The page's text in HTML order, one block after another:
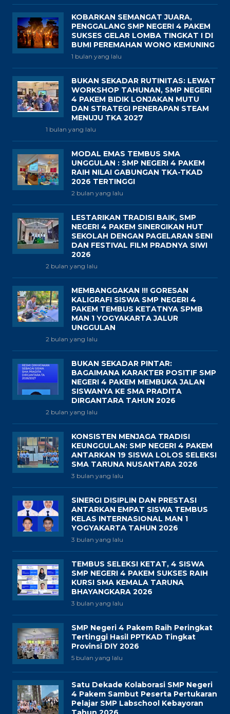
KOBARKAN SEMANGAT JUARA,
PENGGALANG SMP NEGERI 4 PAKEM
SUKSES GELAR LOMBA TINGKAT I DI
BUMI PEREMAHAN WONO KEMUNING
1 bulan yang lalu
BUKAN SEKADAR RUTINITAS: LEWAT
WORKSHOP TAHUNAN, SMP NEGERI
4 PAKEM BIDIK LONJAKAN MUTU
DAN STRATEGI PENERAPAN STEAM
MENUJU TKA 2027
1 bulan yang lalu
MODAL EMAS TEMBUS SMA
UNGGULAN : SMP NEGERI 4 PAKEM
RAIH NILAI GABUNGAN TKA-TKAD
2026 TERTINGGI
2 bulan yang lalu
LESTARIKAN TRADISI BAIK, SMP
NEGERI 4 PAKEM SINERGIKAN HUT
SEKOLAH DENGAN PAGELARAN SENI
DAN FESTIVAL FILM PRADNYA SIWI
2026
2 bulan yang lalu
MEMBANGGAKAN !!! GORESAN
KALIGRAFI SISWA SMP NEGERI 4
PAKEM TEMBUS KETATNYA SPMB
MAN 1 YOGYAKARTA JALUR
UNGGULAN
2 bulan yang lalu
BUKAN SEKADAR PINTAR:
BAGAIMANA KARAKTER POSITIF SMP
NEGERI 4 PAKEM MEMBUKA JALAN
SISWANYA KE SMA PRADITA
DIRGANTARA TAHUN 2026
2 bulan yang lalu
KONSISTEN MENJAGA TRADISI
KEUNGGULAN: SMP NEGERI 4 PAKEM
ANTARKAN 19 SISWA LOLOS SELEKSI
SMA TARUNA NUSANTARA 2026
3 bulan yang lalu
SINERGI DISIPLIN DAN PRESTASI
ANTARKAN EMPAT SISWA TEMBUS
KELAS INTERNASIONAL MAN 1
YOGYAKARTA TAHUN 2026
3 bulan yang lalu
TEMBUS SELEKSI KETAT, 4 SISWA
SMP NEGERI 4 PAKEM SUKSES RAIH
KURSI SMA KEMALA TARUNA
BHAYANGKARA 2026
3 bulan yang lalu
SMP Negeri 4 Pakem Raih Peringkat
Tertinggi Hasil PPTKAD Tingkat
Provinsi DIY 2026
5 bulan yang lalu
Satu Dekade Kolaborasi SMP Negeri
4 Pakem Sambut Peserta Pertukaran
Pelajar SMP Labschool Kebayoran